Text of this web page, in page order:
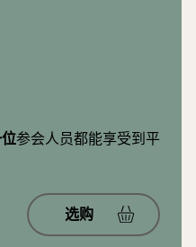
参会人员都能享受到平
选购